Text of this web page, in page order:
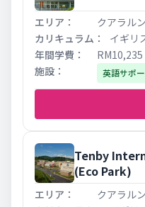
クアラル
イギリ
RM10,235
英語サポ
Tenby
(Eco Park)
クアラル